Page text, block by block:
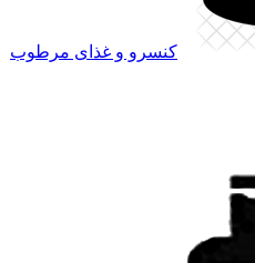
کنسرو و غذای مرطوب